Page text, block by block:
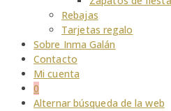
Rebajas
Tarjetas regalo
Sobre Inma Galán
Contacto
Mi cuenta
0
Alternar búsqueda de la web